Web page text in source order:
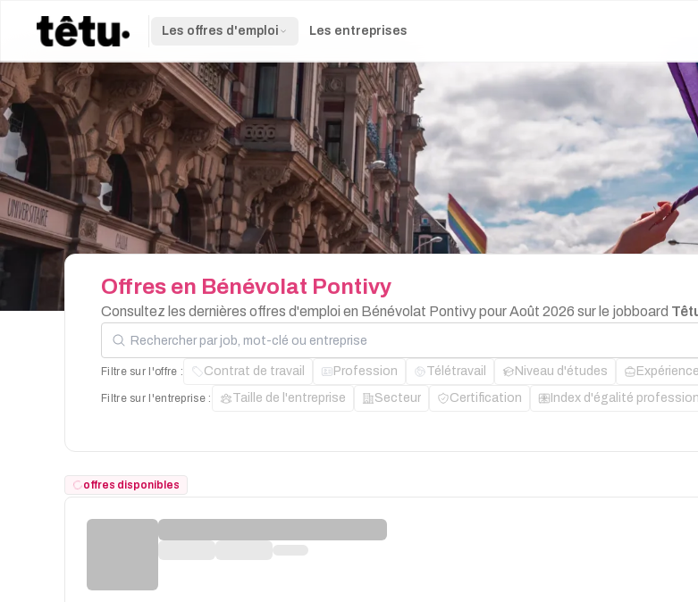
Les offres d'emploi Les entreprises
Offres en Bénévolat Pontivy
Consultez les dernières offres d'emploi en Bénévolat Pontivy pour Août 2026 sur le jobboard
Rechercher par job, mot-clé ou entreprise
Filtre sur l'offre : Contrat de travail Profession Télétravail Niveau d'études Expérience
Filtre sur l'entreprise : Taille de l'entreprise Secteur Certification Index d'égalité
offres disponibles